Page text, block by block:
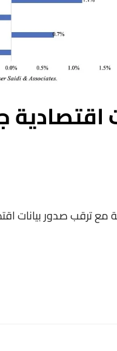
اقتصادية
ترقب صدور بيانات